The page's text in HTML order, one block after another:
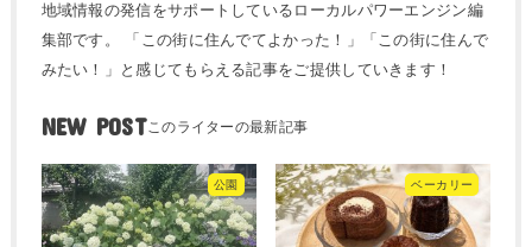
地域情報の発信をサポートしているローカルパワーエンジン編
集部です。 「この街に住んでてよかった！」「この街に住んで
みたい！」と感じてもらえる記事をご提供していきます！
NEW POST
公園 ベーカリー